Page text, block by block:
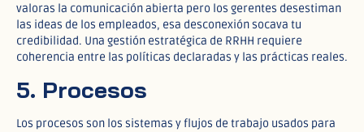
valoras la comunicación abierta pero los gerentes desestiman
las ideas de los empleados, esa desconexión socava tu
credibilidad. Una gestión estratégica de RRHH requiere
coherencia entre las políticas declaradas y las prácticas reales.
5. Procesos
Los procesos son los sistemas y flujos de trabajo usados para